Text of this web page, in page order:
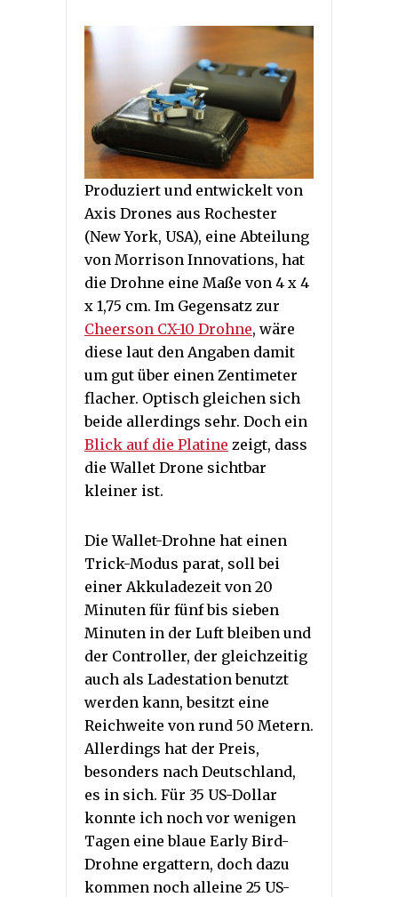
Produziert und entwickelt von
Axis Drones aus Rochester
(New York, USA), eine Abteilung
von Morrison Innovations, hat
die Drohne eine Maße von 4 x 4
x 1,75 cm. Im Gegensatz zur
Cheerson CX-10 Drohne, wäre
diese laut den Angaben damit
um gut über einen Zentimeter
flacher. Optisch gleichen sich
beide allerdings sehr. Doch ein
Blick auf die Platine zeigt, dass
die Wallet Drone sichtbar
kleiner ist.
Die Wallet-Drohne hat einen
Trick-Modus parat, soll bei
einer Akkuladezeit von 20
Minuten für fünf bis sieben
Minuten in der Luft bleiben und
der Controller, der gleichzeitig
auch als Ladestation benutzt
werden kann, besitzt eine
Reichweite von rund 50 Metern.
Allerdings hat der Preis,
besonders nach Deutschland,
es in sich. Für 35 US-Dollar
konnte ich noch vor wenigen
Tagen eine blaue Early Bird-
Drohne ergattern, doch dazu
kommen noch alleine 25 US-